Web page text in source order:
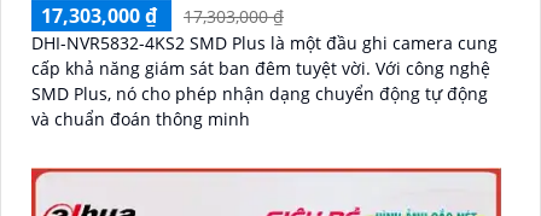
17,303,000 ₫
17,303,000 ₫
DHI-NVR5832-4KS2 SMD Plus là một đầu ghi camera cung
cấp khả năng giám sát ban đêm tuyệt vời. Với công nghệ
SMD Plus, nó cho phép nhận dạng chuyển động tự động
và chuẩn đoán thông minh